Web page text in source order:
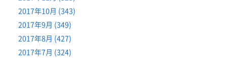
2017年10月 (343)
2017年9月 (349)
2017年8月 (427)
2017年7月 (324)